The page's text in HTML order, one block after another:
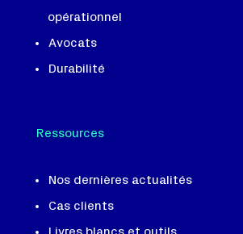
opérationnel
Avocats
Durabilité
Ressources
Nos dernières actualités
Cas clients